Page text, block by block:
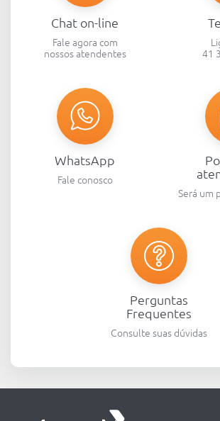
Chat on-line
Fale agora com
nossos atendentes
41
WhatsApp
Fale conosco
Será um
Perguntas
Frequentes
Consulte suas dúvidas